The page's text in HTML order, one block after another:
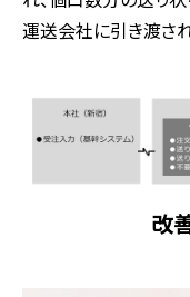
運送会社に引き渡され
改